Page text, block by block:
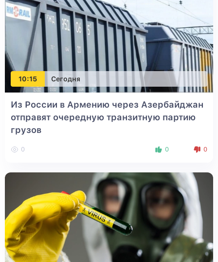
10:15 Сегодня
Из России в Армению через Азербайджан
отправят очередную транзитную партию
грузов
0 0 0